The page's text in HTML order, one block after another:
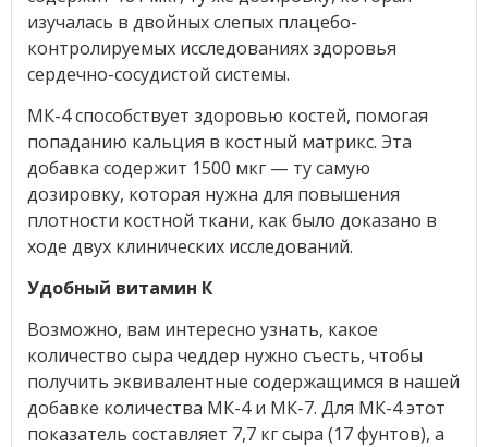
изучалась в двойных слепых плацебо-
контролируемых исследованиях здоровья
сердечно-сосудистой системы.
МК-4 способствует здоровью костей, помогая
попаданию кальция в костный матрикс. Эта
добавка содержит 1500 мкг — ту самую
дозировку, которая нужна для повышения
плотности костной ткани, как было доказано в
ходе двух клинических исследований.
Удобный витамин К
Возможно, вам интересно узнать, какое
количество сыра чеддер нужно съесть, чтобы
получить эквивалентные содержащимся в нашей
добавке количества МК-4 и МК-7. Для МК-4 этот
показатель составляет 7,7 кг сыра (17 фунтов), а